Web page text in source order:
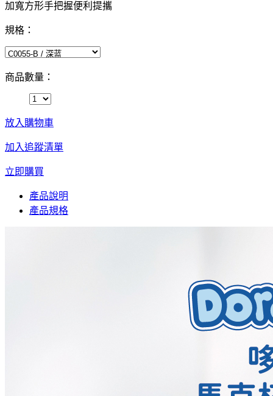
加寬方形手把握便利提攜
規格：
商品數量：
放入購物車
加入追蹤清單
立即購買
產品說明
產品規格